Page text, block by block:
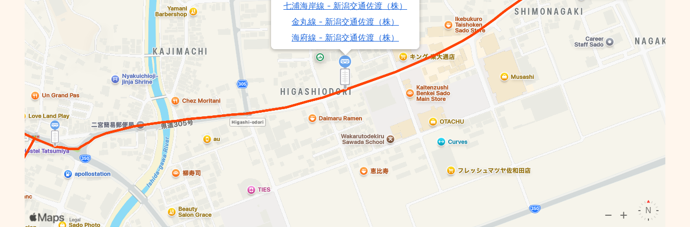
七浦海岸線 - 新潟交通佐渡（株）
金丸線 - 新潟交通佐渡（株）
海府線 - 新潟交通佐渡（株）
小木線 - 新潟交通佐渡（株）
赤泊線 - 新潟交通佐渡（株）
本線 - 新潟交通佐渡（株）
岩首線 - 新潟交通佐渡（株）